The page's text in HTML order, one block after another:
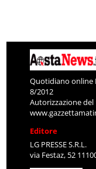
Quotidiano online
8/2012
Autorizzazione del
Editore
LG PRESSE S.R.L.
via Festaz, 52